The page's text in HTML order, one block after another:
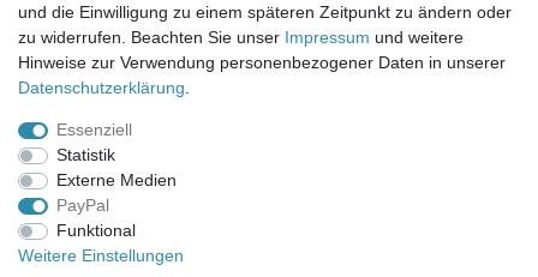
ÖFFNUNGSZEITEN
Montag - Dienstag: 8.00 - 18.00 Uhr, Mittwoch Ruhetag,
Donnerstag: 8.00 - 18.00 Uhr, Freitag 8.00 - 14.00 Uhr
KUNDENSERVICE
Telefon: (05241) 403 22 38
E-Mail: info@stoffamstueck.de
Alle Preise inklusive gesetzlicher Mehrwertsteuer und
und die Einwilligung zu einem späteren Zeitpunkt zu ändern oder
zu widerrufen. Beachten Sie unser Impressum und weitere
Hinweise zur Verwendung personenbezogener Daten in unserer
Daten­schutz­erklärung
Essenziell
Statistik
Externe Medien
PayPal
Funktional
Weitere Einstellungen